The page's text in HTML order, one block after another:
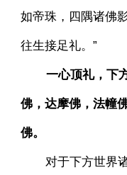
如帝珠，四隅诸佛
往生接足礼。”
一心顶礼，下
佛，达摩佛，法幢
佛。
对于下方世界